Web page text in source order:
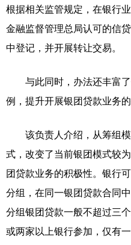
根据相关监管规定，在银行
金融监督管理总局认可的信
中登记，并开展转让交易。
与此同时，办法还丰富了
例，提升开展银团贷款业务的
该负责人介绍，从筹组模
式，改变了当前银团模式较
团贷款业务的积极性。银行
分组，在同一银团贷款合同
分组银团贷款一般不超过三
或两家以上银行参加，仅有